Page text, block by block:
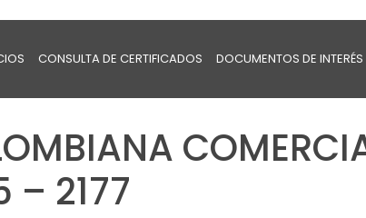
CONSULTA DE CERTIFICADOS DOCUMENTOS DE INTERÉS
– 2177